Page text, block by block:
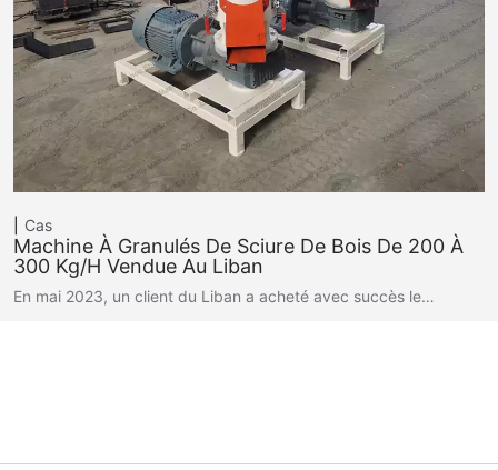
Cas
Machine À Granulés De Sciure De Bois De 200 À
300 Kg/h Vendue Au Liban
En mai 2023, un client du Liban a acheté avec succès le…